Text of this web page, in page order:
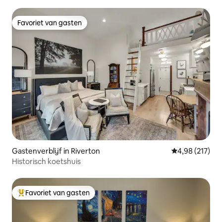
Favoriet van gasten
Favoriet van gasten
Gastenverblijf in Riverton Gemiddelde
4,98 (217)
Historisch koetshuis
Topfavoriet van gasten
Favoriet van gasten